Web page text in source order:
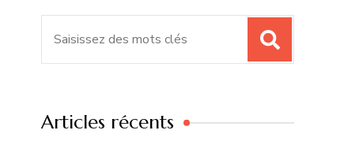
Articles récents